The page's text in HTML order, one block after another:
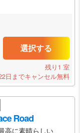
選択する
残り1 室
日までキャンセル無料
Road
高に素晴らしい